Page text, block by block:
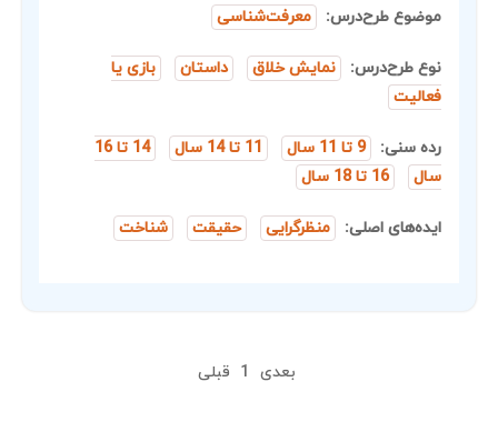
موضوع طرح‌درس: معرفت‌شناسی
نوع طرح‌درس: نمایش خلاق داستان
بازی یا
فعالیت
رده سنی: 9 تا 11 سال 11 تا 14 سال
14 تا 16
سال
16 تا 18 سال
ایده‌های اصلی: منظرگرایی حقیقت شناخت
قبلی 1 بعدی